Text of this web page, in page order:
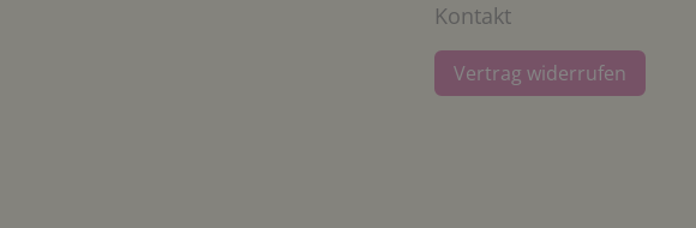
Kontakt
Vertrag widerrufen